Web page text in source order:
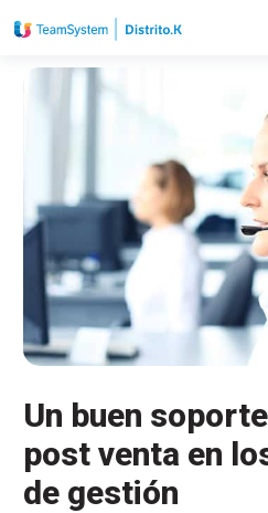
Un buen
post venta en
de gestión